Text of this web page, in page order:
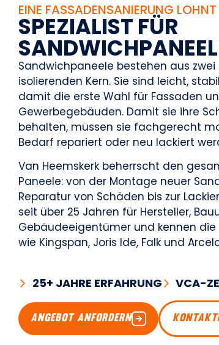
EINE FASSADENSANIERUNG
SPEZIALIST FÜR
SANDWICHPANEEL
Sandwichpaneele bestehen aus
isolierenden Kern. Sie sind leicht,
damit die erste Wahl für Fassaden
Gewerbegebäuden. Damit sie ihre
behalten, müssen sie fachgerecht
Bedarf repariert oder neu lackiert
Van Heemskerk beherrscht den
Paneele: von der Montage neuer
Reparatur von Schäden bis zur
seit über 25 Jahren für Hersteller,
Gebäudeeigentümer und kennen
wie Kingspan, Joris Ide, Falk und
25+ JAHRE ERFAHRUNG VCA-
ANGEBOT ANFORDERN